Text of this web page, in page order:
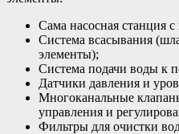
Сама насосная станция
Система всасывания
элементы);
Система подачи воды к
Датчики давления и
Многоканальные
управления и
Фильтры для очистки